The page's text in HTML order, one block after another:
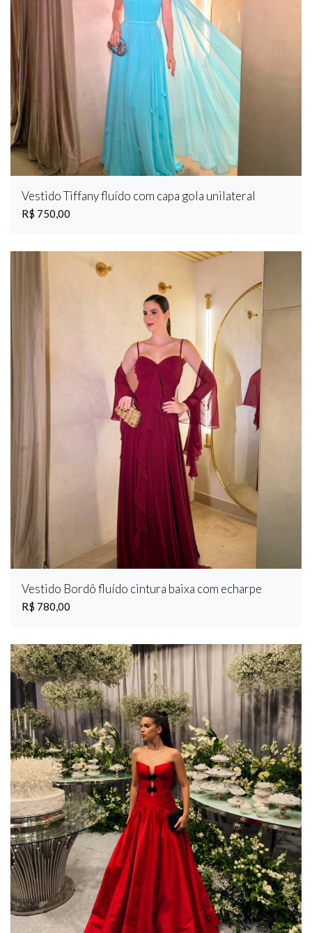
Vestido Tiffany fluído com capa gola unilateral
R$ 750,00
Vestido Bordô fluído cintura baixa com echarpe
R$ 780,00